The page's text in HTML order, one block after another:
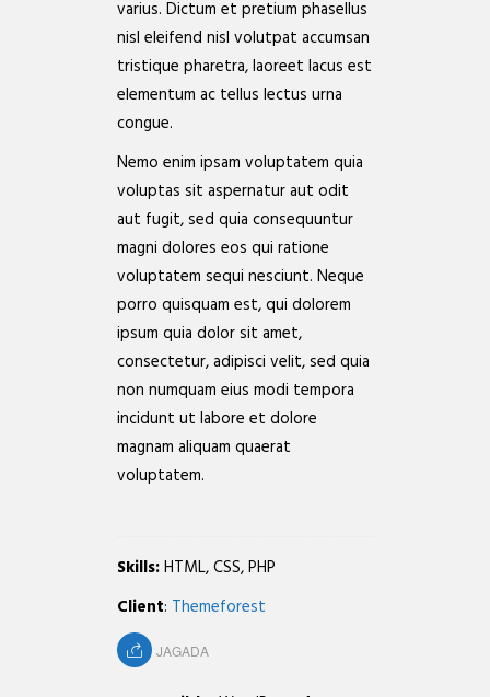
varius. Dictum et pretium phasellus
nisl eleifend nisl volutpat accumsan
tristique pharetra, laoreet lacus est
elementum ac tellus lectus urna
congue.
Nemo enim ipsam voluptatem quia
voluptas sit aspernatur aut odit
aut fugit, sed quia consequuntur
magni dolores eos qui ratione
voluptatem sequi nesciunt. Neque
porro quisquam est, qui dolorem
ipsum quia dolor sit amet,
consectetur, adipisci velit, sed quia
non numquam eius modi tempora
incidunt ut labore et dolore
magnam aliquam quaerat
voluptatem.
Skills:HTML, CSS, PHP
Client: Themeforest
JAGADA